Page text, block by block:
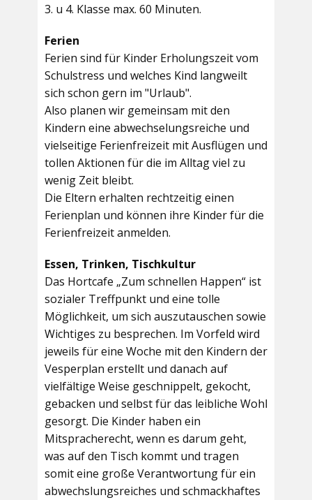
3. u 4. Klasse max. 60 Minuten.
Ferien
Ferien sind für Kinder Erholungszeit vom
Schulstress und welches Kind langweilt
sich schon gern im "Urlaub".
Also planen wir gemeinsam mit den
Kindern eine abwechselungsreiche und
vielseitige Ferienfreizeit mit Ausflügen und
tollen Aktionen für die im Alltag viel zu
wenig Zeit bleibt.
Die Eltern erhalten rechtzeitig einen
Ferienplan und können ihre Kinder für die
Ferienfreizeit anmelden.
Essen, Trinken, Tischkultur
Das Hortcafe „Zum schnellen Happen“ ist
sozialer Treffpunkt und eine tolle
Möglichkeit, um sich auszutauschen sowie
Wichtiges zu besprechen. Im Vorfeld wird
jeweils für eine Woche mit den Kindern der
Vesperplan erstellt und danach auf
vielfältige Weise geschnippelt, gekocht,
gebacken und selbst für das leibliche Wohl
gesorgt. Die Kinder haben ein
Mitspracherecht, wenn es darum geht,
was auf den Tisch kommt und tragen
somit eine große Verantwortung für ein
abwechslungsreiches und schmackhaftes